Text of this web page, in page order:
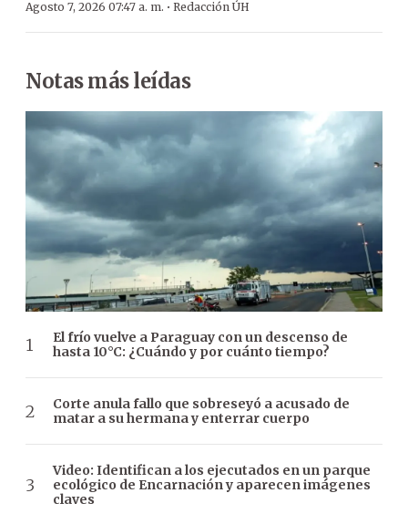
Agosto 7, 2026 07:47 a. m. · Redacción ÚH
Notas más leídas
El frío vuelve a Paraguay con un descenso de
hasta 10°C: ¿Cuándo y por cuánto tiempo?
Corte anula fallo que sobreseyó a acusado de
matar a su hermana y enterrar cuerpo
Video: Identifican a los ejecutados en un parque
ecológico de Encarnación y aparecen imágenes
claves